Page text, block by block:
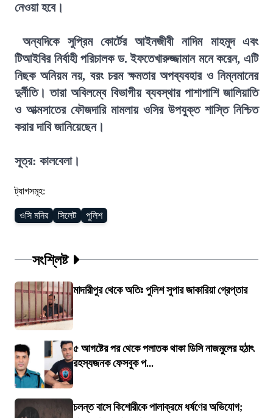
নেওয়া হবে।
অন্যদিকে সুপ্রিম কোর্টের আইনজীবী নাদিম মাহমুদ এবং
টিআইবির নির্বাহী পরিচালক ড. ইফতেখারুজ্জামান মনে করেন, এটি
নিছক অনিয়ম নয়, বরং চরম ক্ষমতার অপব্যবহার ও নিম্নমানের
দুর্নীতি। তারা অবিলম্বে বিভাগীয় ব্যবস্থার পাশাপাশি জালিয়াতি
ও আত্মসাতের ফৌজদারি মামলায় ওসির উপযুক্ত শাস্তি নিশ্চিত
করার দাবি জানিয়েছেন।
সূত্র: কালবেলা।
ট্যাগসমূহ:
ওসি মনির সিলেট পুলিশ
সংশ্লিষ্ট
মাদারীপুর থেকে অতিঃ পুলিশ সুপার জাকারিয়া গ্রেপ্তার
৫ আগষ্টের পর থেকে পলাতক থাকা ডিসি নাজমুলের হঠাৎ
রহস্যজনক ফেসবুক প...
চলন্ত বাসে কিশোরীকে পালাক্রমে ধর্ষণের অভিযোগ;